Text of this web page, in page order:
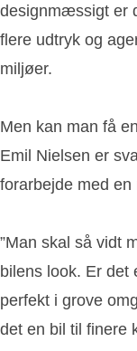
designmæssigt er
flere udtryk og
miljøer.
Men kan man få
Emil Nielsen er
forarbejde med
”Man skal så vidt
bilens look. Er det
perfekt i grove
det en bil til finere